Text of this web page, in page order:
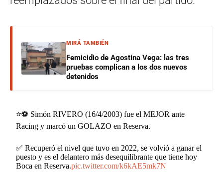
MIRÁ TAMBIÉN
Femicidio de Agostina Vega: las tres
pruebas complican a los dos nuevos
detenidos
⭐️⚽️ Simón RIVERO (16/4/2003) fue el MEJOR ante
Racing y marcó un GOLAZO en Reserva.
✅ Recuperó el nivel que tuvo en 2022, se volvió a ganar el
puesto y es el delantero más desequilibrante que tiene hoy
Boca en Reserva.pic.twitter.com/k6kAE5mk7N